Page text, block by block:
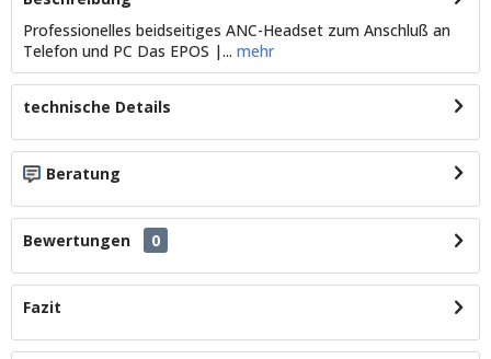
Professionelles beidseitiges ANC-Headset zum Anschluß an
Telefon und PC Das EPOS |... mehr
technische Details
Beratung
Bewertungen 0
Fazit